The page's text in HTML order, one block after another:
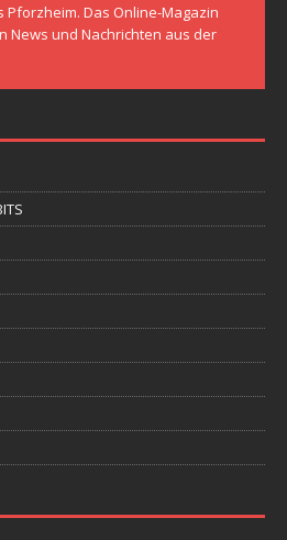
Pforzheim. Das Online-Magazin
News und Nachrichten aus der